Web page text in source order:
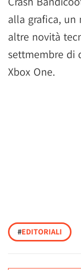
alla grafica,
altre novità
settmembre di
Xbox One.
#EDITORIALI